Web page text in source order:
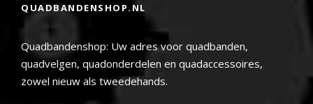
QUADBANDENSHOP.NL
Quadbandenshop: Uw adres voor quadbanden,
quadvelgen, quadonderdelen en quadaccessoires,
zowel nieuw als tweedehands.